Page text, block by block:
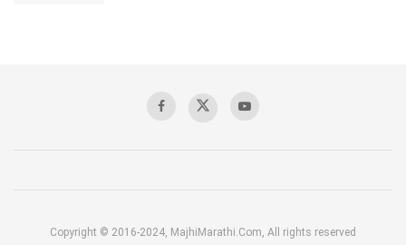
Copyright © 2016-2024, MajhiMarathi.Com, All rights reserved